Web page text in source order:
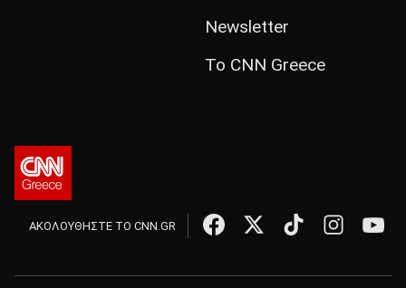
Newsletter
Το CNN Greece
ΑΚΟΛΟΥΘΗΣΤΕ ΤΟ CNN.GR